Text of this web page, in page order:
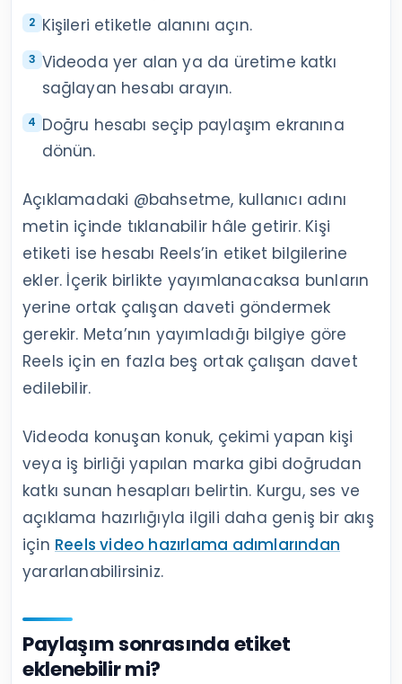
Kişileri etiketle alanını açın.
Videoda yer alan ya da üretime katkı
sağlayan hesabı arayın.
Doğru hesabı seçip paylaşım ekranına
dönün.
Açıklamadaki @bahsetme, kullanıcı adını
metin içinde tıklanabilir hâle getirir. Kişi
etiketi ise hesabı Reels’in etiket bilgilerine
ekler. İçerik birlikte yayımlanacaksa bunların
yerine ortak çalışan daveti göndermek
gerekir. Meta’nın yayımladığı bilgiye göre
Reels için en fazla beş ortak çalışan davet
edilebilir.
Videoda konuşan konuk, çekimi yapan kişi
veya iş birliği yapılan marka gibi doğrudan
katkı sunan hesapları belirtin. Kurgu, ses ve
açıklama hazırlığıyla ilgili daha geniş bir akış
için Reels video hazırlama adımlarından
yararlanabilirsiniz.
Paylaşım sonrasında etiket
eklenebilir mi?